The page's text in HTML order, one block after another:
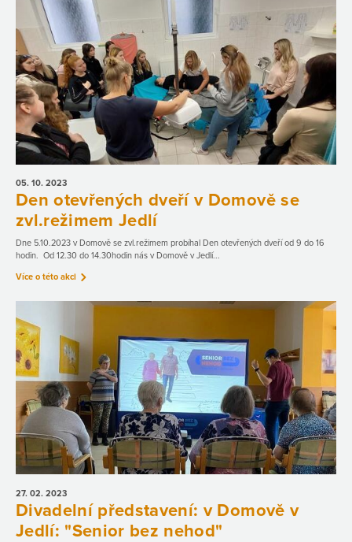
05. 10. 2023
Den otevřených dveří v Domově se
zvl.režimem Jedlí
Dne 5.10.2023 v Domově se zvl.režimem probíhal Den otevřených dveří od 9 do 16
hodin. Od 12.30 do 14.30hodin nás v Domově v Jedlí...
Více o této akci
27. 02. 2023
Divadelní představení: v Domově v
Jedlí: "Senior bez nehod"